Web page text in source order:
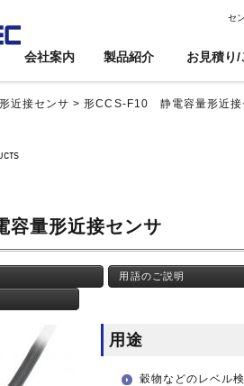
セ
会社案内 製品紹介 お見積り/
センサ
容量型近接センサ
センサ
ッチセンサ
ジャイロセンサ
光電センサ
赤外線温度センサ
センサ
容量型近接センサ
センサ
ッチセンサ
ジャイロセンサ
光電センサ
赤外線温度センサ
板実装のご紹介
近接センサ >形CCS-F10 静電容量形近接
量形近接センサ
用語のご説明
用途
穀物などのレベル